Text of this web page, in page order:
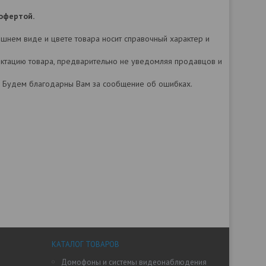
виде и цвете товара носит справочный характер и
товара, предварительно не уведомляя продавцов и
Будем благодарны Вам за сообщение об ошибках.
КАТАЛОГ ТОВАРОВ
Домофоны и системы видеонаблюдения